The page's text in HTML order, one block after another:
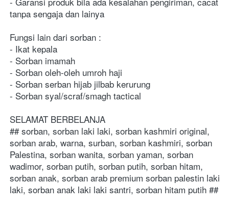
tanpa sengaja dan lainya
Fungsi lain dari sorban :
- Ikat kepala
- Sorban imamah
- Sorban oleh-oleh umroh haji
- Sorban serban hijab jilbab kerurung
- Sorban syal/scraf/smagh tactical
SELAMAT BERBELANJA
## sorban, sorban laki laki, sorban kashmiri original,
sorban arab, warna, surban, sorban kashmiri, sorban
Palestina, sorban wanita, sorban yaman, sorban
wadimor, sorban putih, sorban putih, sorban hitam,
sorban anak, sorban arab premium sorban palestin laki
laki, sorban anak laki laki santri, sorban hitam putih ##